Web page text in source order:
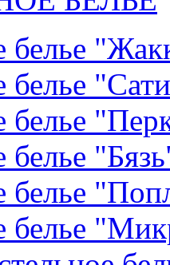
белье
белье
белье
белье
белье
белье